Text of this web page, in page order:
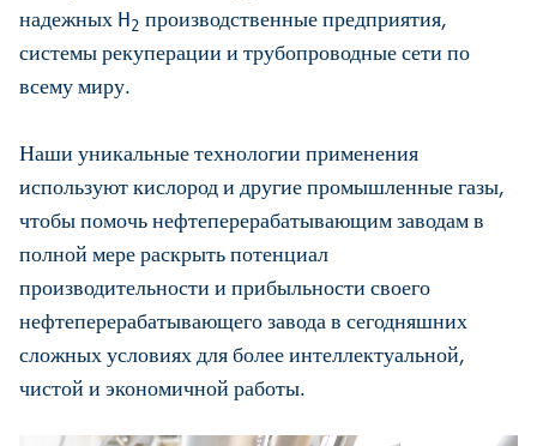
надежных H 2 производственные предприятия,
системы рекуперации и трубопроводные сети по
всему миру.
Наши уникальные технологии применения
используют кислород и другие промышленные газы,
чтобы помочь нефтеперерабатывающим заводам в
полной мере раскрыть потенциал
производительности и прибыльности своего
нефтеперерабатывающего завода в сегодняшних
сложных условиях для более интеллектуальной,
чистой и экономичной работы.